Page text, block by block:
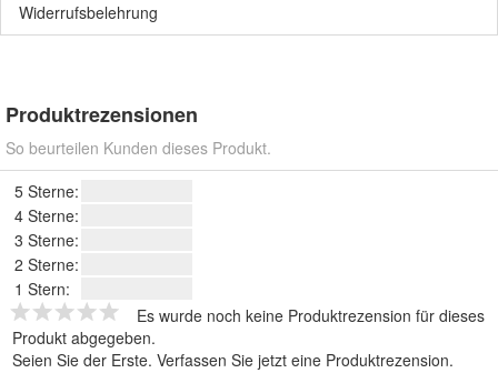
Widerrufsbelehrung
Produktrezensionen
So beurteilen Kunden dieses Produkt.
5 Sterne:
4 Sterne:
3 Sterne:
2 Sterne:
1 Stern:
Es wurde noch keine Produktrezension für dieses
Produkt abgegeben.
Seien Sie der Erste. Verfassen Sie jetzt eine Produktrezension.